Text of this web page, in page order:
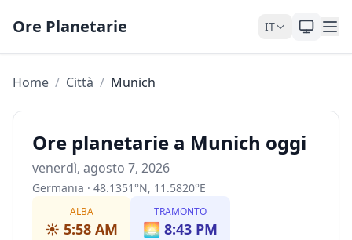
Ore Planetarie IT
Home / Città / Munich
Ore planetarie a Munich oggi
venerdì, agosto 7, 2026
Germania · 48.1351°N, 11.5820°E
ALBA
☀️ 5:58 AM
TRAMONTO
🌅 8:43 PM